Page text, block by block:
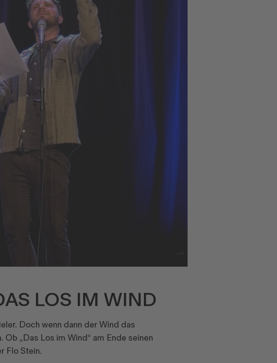
LOS IM WIND
Doch wenn dann der Wind das
„Das Los im Wind“ am Ende seinen
Flo Stein.